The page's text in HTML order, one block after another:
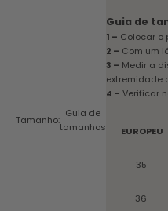
Tamanho:
Guia de
tamanhos
Guia de
1 – Colocar o
2 – Com um
3 – Medir a
extremidade
4 – Verificar
EUROPEU
35
36